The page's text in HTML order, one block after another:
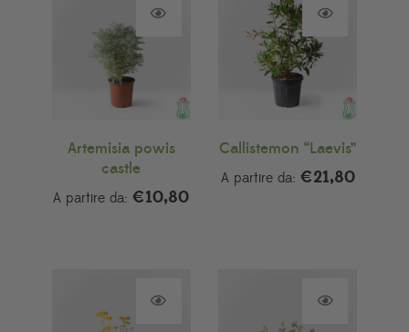
Artemisia powis
castle
A partire da:€10,80
Callistemon “Laevis”
A partire da: €21,80